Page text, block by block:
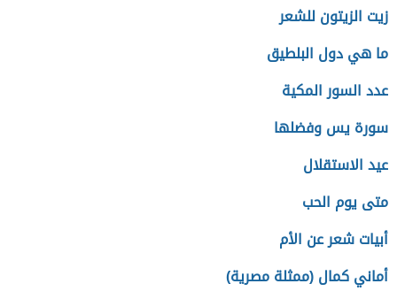
زيت الزيتون للشعر
ما هي دول البلطيق
عدد السور المكية
سورة يس وفضلها
عيد الاستقلال
متى يوم الحب
أبيات شعر عن الأم
أماني كمال (ممثلة مصرية)